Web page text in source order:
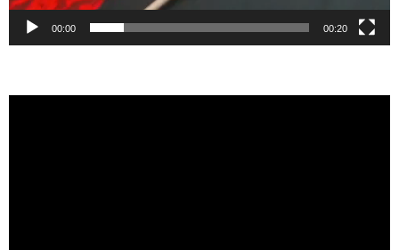
00:00 00:20